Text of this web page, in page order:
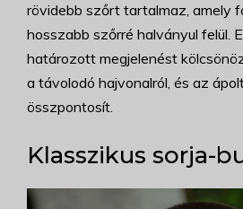
rövidebb szőrt tartalmaz, amely
hosszabb szőrré halványul felül.
határozott megjelenést
a távolodó hajvonalról, és az
összpontosít.
Klasszikus sorja-